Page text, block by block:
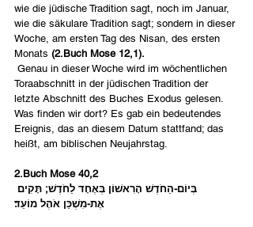
wie die jüdische Tradition sagt, noch im Januar,
wie die säkulare Tradition sagt; sondern in dieser
Woche, am ersten Tag des Nisan, des ersten
Monats (2.Buch Mose 12,1).
Toraabschnitt in der jüdischen Tradition der
letzte Abschnitt des Buches Exodus gelesen.
Was finden wir dort? Es gab ein bedeutendes
Ereignis, das an diesem Datum stattfand; das
heißt, am biblischen Neujahrstag.
2.Buch Mose 40,2
בְּיוֹם-הַחֹדֶשׁ הָרִאשׁוֹן בְּאֶחָד לַחֹדֶשׁ; תָּקִים
אֶת-מִשְׁכַּן אֹהֶל מוֹעֵד׃